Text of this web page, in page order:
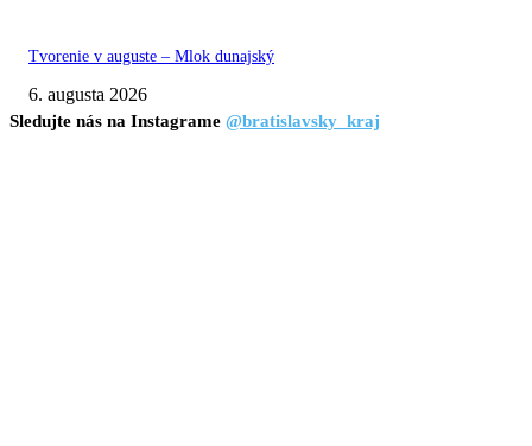
Tvorenie v auguste – Mlok dunajský
6. augusta 2026
Sledujte nás na Instagrame @bratislavsky_kraj